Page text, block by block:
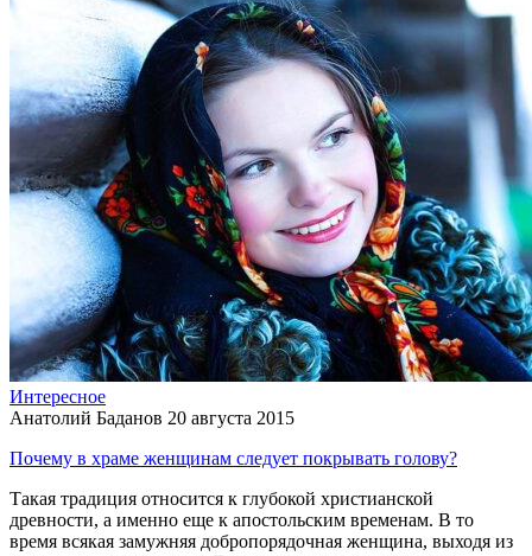
Интересное
Анатолий Баданов 20 августа 2015
Почему в храме женщинам следует покрывать голову?
Такая традиция относится к глубокой христианской
древности, а именно еще к апостольским временам. В то
время всякая замужняя добропорядочная женщина, выходя из